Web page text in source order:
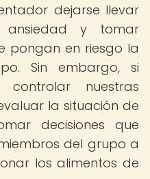
dejarse llevar
y tomar
pongan en riesgo la
Sin embargo, si
nuestras
la situación de
decisiones que
del grupo a
los alimentos de